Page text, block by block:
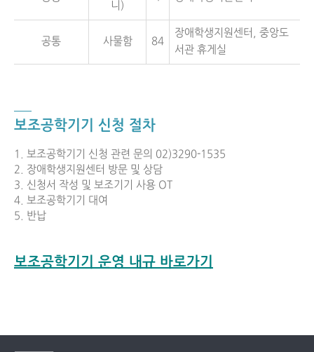
니)
공통 사물함 84
장애학생지원센터, 중앙도
서관 휴게실
보조공학기기 신청 절차
1. 보조공학기기 신청 관련 문의 02)3290-1535
2. 장애학생지원센터 방문 및 상담
3. 신청서 작성 및 보조기기 사용 OT
4. 보조공학기기 대여
5. 반납
보조공학기기 운영 내규 바로가기